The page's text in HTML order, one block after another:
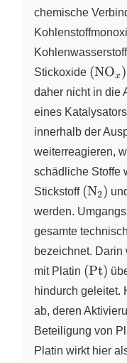
chemische
Stickoxide \left(
\right)
(NOx)
daher nicht in die
eines
innerhalb der
weiterreagieren,
schädliche Stoffe
Stickstoff \left(
\right)
(NX
2)
werden.
gesamte
bezeichnet. Darin
mit Platin \left(
\right)
(Pt)
hindurch geleitet.
ab, deren
Beteiligung von
Platin wirkt hier